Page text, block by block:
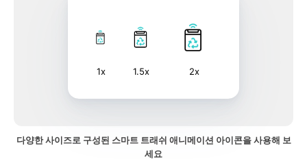
1x 1.5x 2x
다양한 사이즈로 구성된 스마트 트래쉬 애니메이션 아이콘을 사용해 보
세요